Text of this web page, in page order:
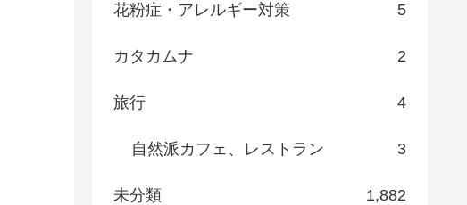
花粉症・アレルギー対策 5
カタカムナ 2
旅行 4
自然派カフェ、レストラン 3
未分類 1,882